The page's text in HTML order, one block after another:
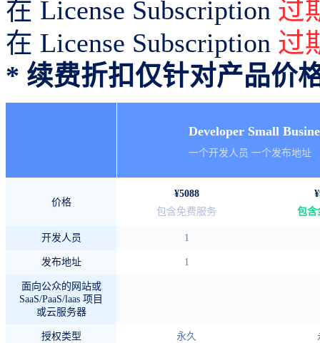
在 License Subscription 过
在 License Subscription 过
* 续费折扣仅针对产品价
Developer Small
一个开发人员 一个发布地址
价格
¥5088
包含免费服务
包含
开发人员 1
发布地址 1
面向公众的网站或
SaaS/PaaS/laas 项目
或云服务器
授权类型 永久